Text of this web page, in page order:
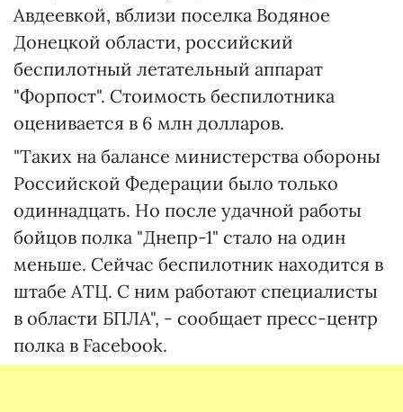
Авдеевкой, вблизи поселка Водяное
Донецкой области, российский
беспилотный летательный аппарат
"Форпост". Стоимость беспилотника
оценивается в 6 млн долларов.
"Таких на балансе министерства обороны
Российской Федерации было только
одиннадцать. Но после удачной работы
бойцов полка "Днепр-1" стало на один
меньше. Сейчас беспилотник находится в
штабе АТЦ. С ним работают специалисты
в области БПЛА", - сообщает пресс-центр
полка в Facebook.